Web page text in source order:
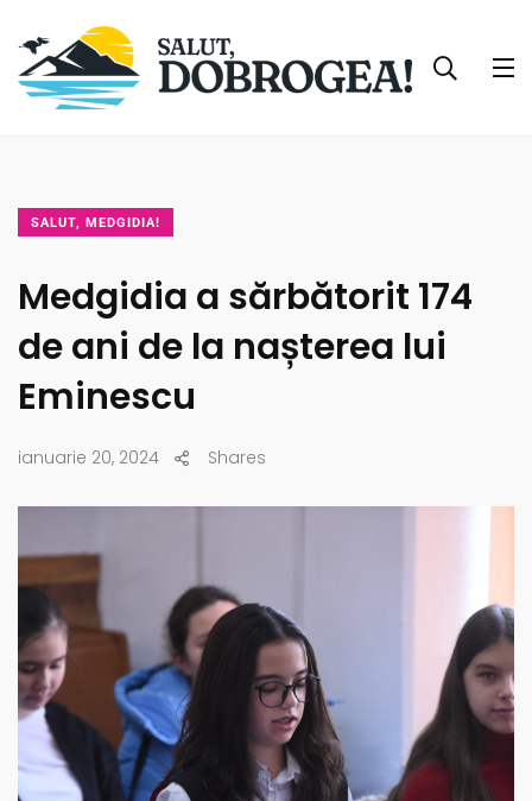
SALUT, MEDGIDIA!
Medgidia a sărbătorit 174
de ani de la nașterea lui
Eminescu
ianuarie 20, 2024 Shares